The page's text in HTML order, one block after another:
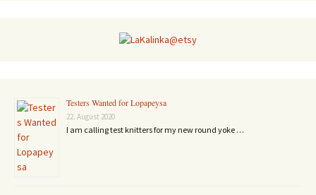
Testers Wanted for Lopapeysa
22. August 2020
I am calling test knitters for my new round yoke …